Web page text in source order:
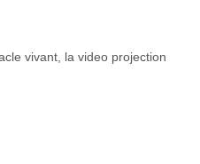
vivant, la video projection